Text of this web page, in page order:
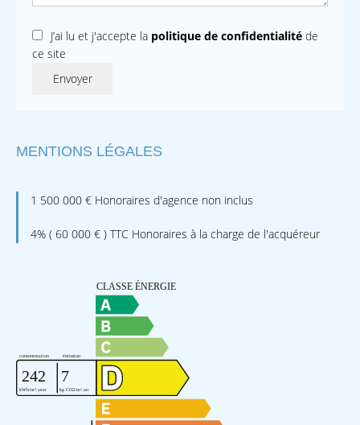
J’ai lu et j'accepte la politique de confidentialité de
ce site
Envoyer
MENTIONS LÉGALES
1 500 000 € Honoraires d'agence non inclus
4% ( 60 000 € ) TTC Honoraires à la charge de l'acquéreur